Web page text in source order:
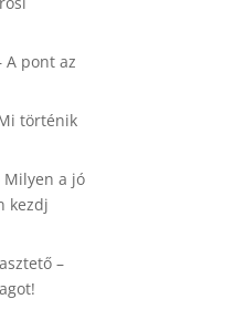
A pont az
történik
Milyen a jó
kezdj
–